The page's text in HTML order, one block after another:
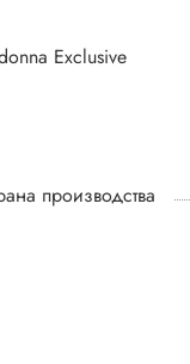
Exclusive
производства